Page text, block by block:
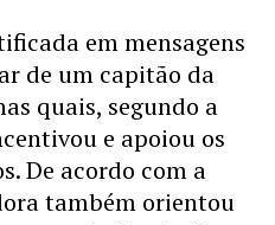
em mensagens
de um capitão da
quais, segundo a
e apoiou os
De acordo com a
também orientou